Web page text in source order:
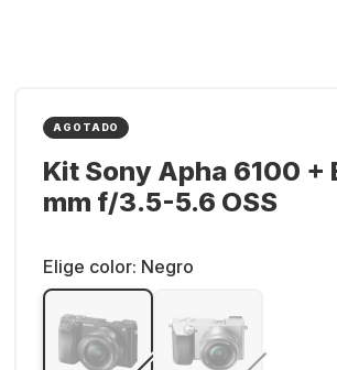
AGOTADO
Kit Sony Apha 6100 +
mm f/3.5-5.6 OSS
Elige color: Negro